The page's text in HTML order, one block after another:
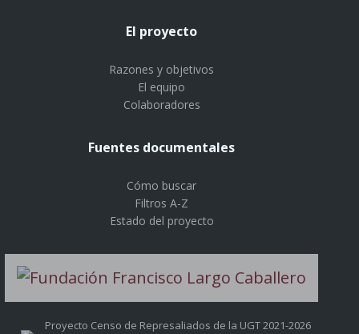
El proyecto
Razones y objetivos
El equipo
Colaboradores
Fuentes documentales
Cómo buscar
Filtros A-Z
Estado del proyecto
Proyecto Censo de Represaliados de la UGT 2021-2026